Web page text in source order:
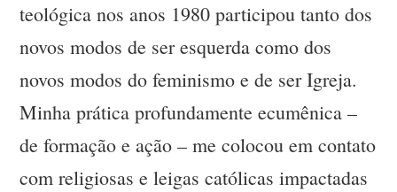
teológica nos anos 1980 participou tanto dos
novos modos de ser esquerda como dos
novos modos do feminismo e de ser Igreja.
Minha prática profundamente ecumênica –
de formação e ação – me colocou em contato
com religiosas e leigas católicas impactadas